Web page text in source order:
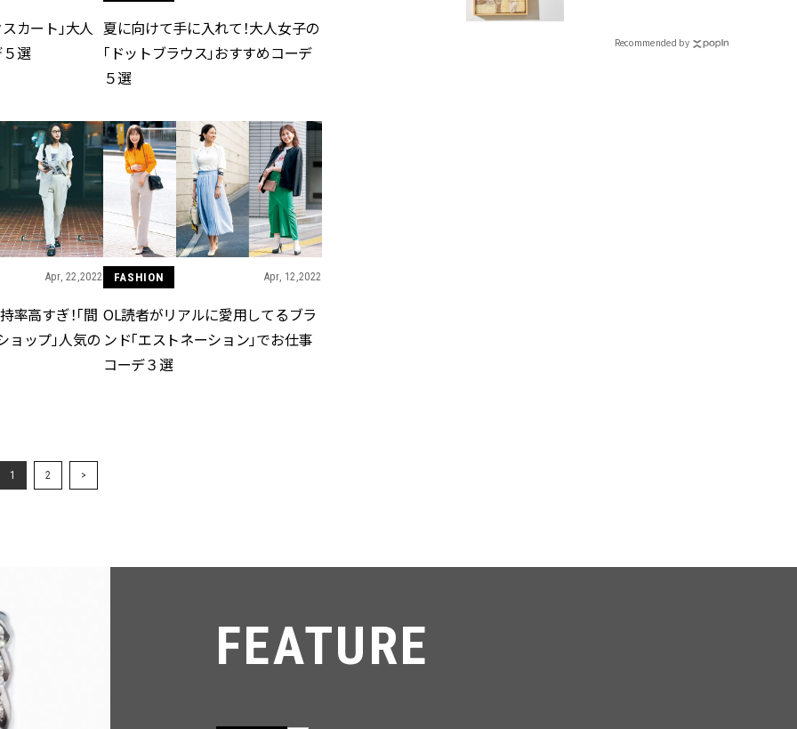
カート」大人
５選
夏に向けて手に入れて！大人女子の
「ドットブラウス」おすすめコーデ
５選
Apr, 22,2022
率高すぎ！「間
ップ」人気の
FASHION Apr, 12,2022
OL読者がリアルに愛用してるブラ
ンド「エストネーション」でお仕事
コーデ３選
1 2 >
Recommended by
FEATURE